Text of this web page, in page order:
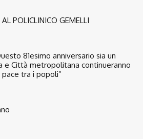
POLICLINICO GEMELLI
81esimo anniversario sia un
e Città metropolitana continueranno
tra i popoli”